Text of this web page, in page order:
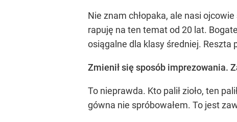
Nie znam chłopaka, ale nasi
rapuję na ten temat od 20 lat.
osiągalne dla klasy średniej. Reszta
Zmienił się sposób imprezowania.
To nieprawda. Kto palił zioło, ten
gówna nie spróbowałem. To jest